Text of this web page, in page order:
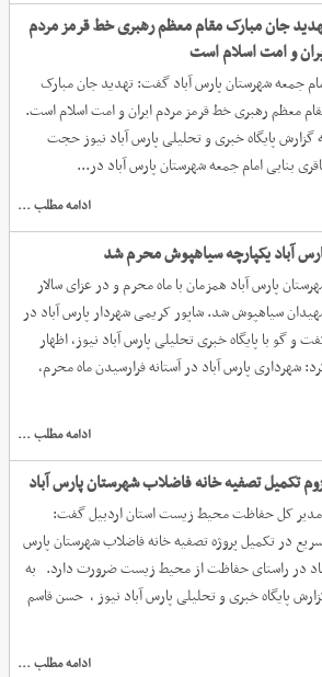
جان مبارک مقام معظم رهبری خط قرمز مردم
و امت اسلام است
جمعه شهرستان پارس آباد گفت: تهدید جان مبارک
معظم رهبری خط قرمز مردم ایران و امت اسلام است.
گزارش پایگاه خبری و تحلیلی پارس آباد نیوز حجت
بنابی امام جمعه شهرستان پارس آباد در...
ادامه مطلب ...
آباد یکپارچه سیاهپوش محرم شد
پارس آباد همزمان با ماه محرم و در عزای سالار
سیاهپوش شد. شاپور کریمی شهردار پارس آباد در
و گو با پایگاه خبری تحلیلی پارس آباد نیوز، اظهار
شهرداری پارس آباد در آستانه فرارسیدن ماه محرم،
ادامه مطلب ...
تکمیل تصفیه خانه فاضلاب شهرستان پارس آباد
مدیر کل حفاظت محیط زیست استان اردبیل گفت:
در تکمیل پروژه تصفیه خانه فاضلاب شهرستان پارس
در راستای حفاظت از محیط زیست ضرورت دارد. به
پایگاه خبری و تحلیلی پارس آباد نیوز ، حسن قاسم
ادامه مطلب ...